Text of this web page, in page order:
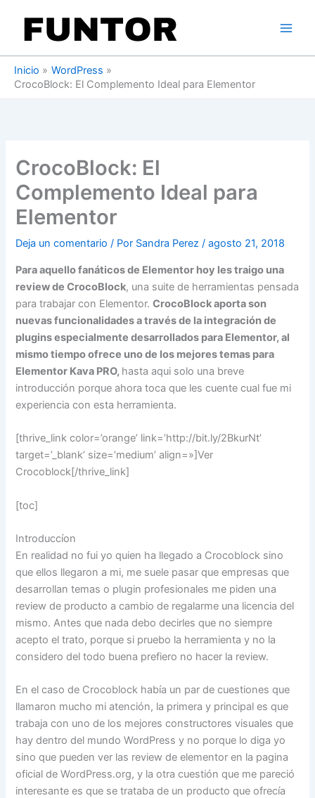
contenido
Inicio
WordPress
CrocoBlock: El Complemento Ideal para Elementor
CrocoBlock: El
Complemento Ideal para
Elementor
Deja un comentario / Por Sandra Perez/agosto 21, 2018
Para aquello fanáticos de Elementor hoy les traigo una
review de CrocoBlock, una suite de herramientas pensada
para trabajar con Elementor.CrocoBlock aporta son
nuevas funcionalidades a través de la integración de
plugins especialmente desarrollados para Elementor, al
mismo tiempo ofrece uno de los mejores temas para
Elementor Kava PRO, hasta aqui solo una breve
introducción porque ahora toca que les cuente cual fue mi
experiencia con esta herramienta.
[thrive_link color=’orange’ link=’http://bit.ly/2BkurNt’
target=’_blank’ size=’medium’ align=»]Ver
Crocoblock[/thrive_link]
[toc]
Introduccíon
En realidad no fui yo quien ha llegado a Crocoblock sino
que ellos llegaron a mi, me suele pasar que empresas que
desarrollan temas o plugin profesionales me piden una
review de producto a cambio de regalarme una licencia del
mismo. Antes que nada debo decirles que no siempre
acepto el trato, porque si pruebo la herramienta y no la
considero del todo buena prefiero no hacer la review.
En el caso de Crocoblock había un par de cuestiones que
llamaron mucho mi atención, la primera y principal es que
trabaja con uno de los mejores constructores visuales que
hay dentro del mundo WordPress y no porque lo diga yo
sino que pueden ver las review de elementor en la pagina
oficial de WordPress.org, y la otra cuestión que me pareció
interesante es que se trataba de un producto que ofrecía